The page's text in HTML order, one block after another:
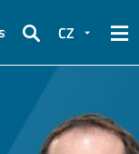
Club
Hledat
CZ